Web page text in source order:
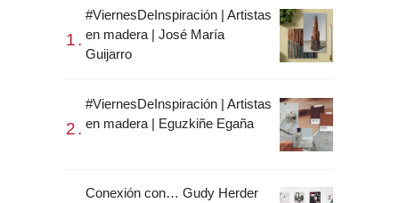
#ViernesDeInspiración | Artistas
en madera | José María
Guijarro
#ViernesDeInspiración | Artistas
en madera | Eguzkiñe Egaña
Conexión con… Gudy Herder